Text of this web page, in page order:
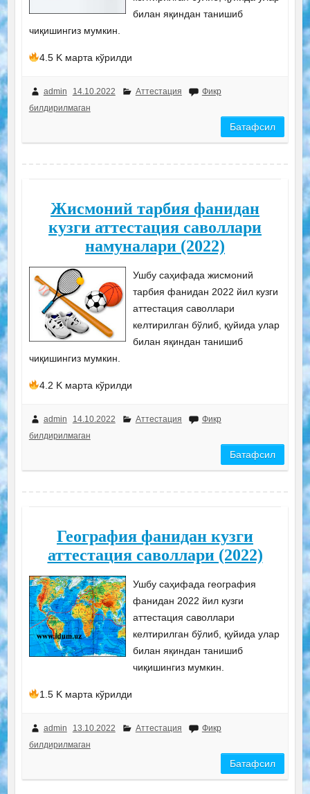
билан яқиндан танишиб
чиқишингиз мумкин.
4.5 K марта кўрилди
admin 14.10.2022 Аттестация
Фикр
билдирилмаган
Батафсил
Жисмоний тарбия фанидан
кузги аттестация саволлари
намуналари (2022)
Ушбу саҳифада жисмоний
тарбия фанидан 2022 йил кузги
аттестация саволлари
келтирилган бўлиб, қуйида улар
билан яқиндан танишиб
чиқишингиз мумкин.
4.2 K марта кўрилди
admin 14.10.2022 Аттестация
Фикр
билдирилмаган
Батафсил
География фанидан кузги
аттестация саволлари (2022)
Ушбу саҳифада география
фанидан 2022 йил кузги
аттестация саволлари
келтирилган бўлиб, қуйида улар
билан яқиндан танишиб
чиқишингиз мумкин.
1.5 K марта кўрилди
admin 13.10.2022 Аттестация
Фикр
билдирилмаган
Батафсил